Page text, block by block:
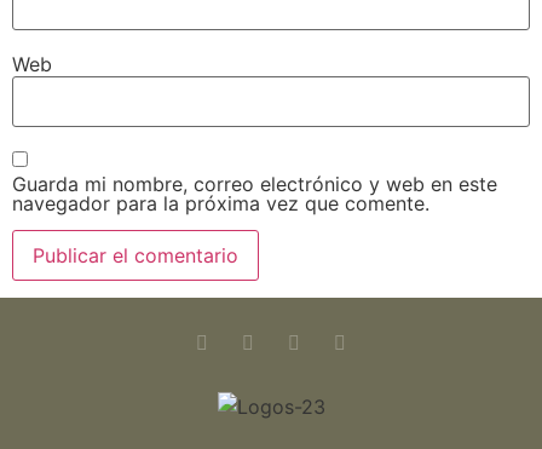
Web
Guarda mi nombre, correo electrónico y web en este
navegador para la próxima vez que comente.